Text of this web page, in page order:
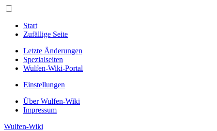
Start
Zufällige Seite
Letzte Änderungen
Spezialseiten
Wulfen-Wiki-Portal
Einstellungen
Über Wulfen-Wiki
Impressum
Wulfen-Wiki